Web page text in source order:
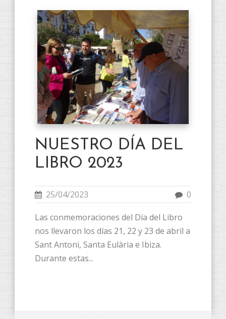
NUESTRO DÍA DEL
LIBRO 2023
25/04/2023 0
Las conmemoraciones del Día del Libro
nos llevaron los días 21, 22 y 23 de abril a
Sant Antoni, Santa Eulària e Ibiza.
Durante estas...